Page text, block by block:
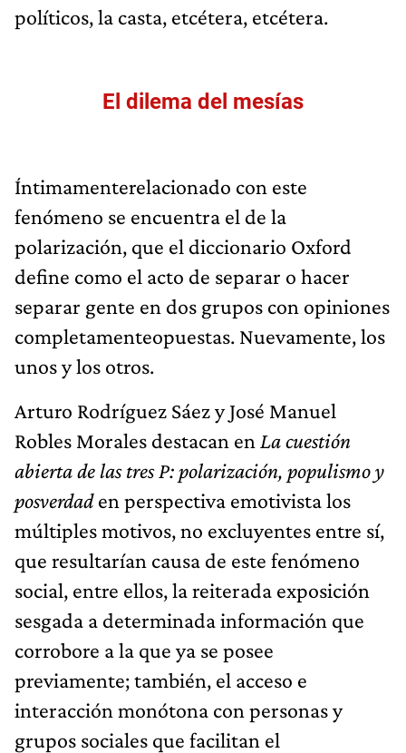
políticos, la casta, etcétera, etcétera.
El dilema del mesías
Íntimamenterelacionado con este
fenómeno se encuentra el de la
polarización, que el diccionario Oxford
define como el acto de separar o hacer
separar gente en dos grupos con opiniones
completamenteopuestas. Nuevamente, los
unos y los otros.
Arturo Rodríguez Sáez y José Manuel
Robles Morales destacan en La cuestión
abierta de las tres P: polarización, populismo y
posverdaden perspectiva emotivista los
múltiples motivos, no excluyentes entre sí,
que resultarían causa de este fenómeno
social, entre ellos, la reiterada exposición
sesgada a determinada información que
corrobore a la que ya se posee
previamente; también, el acceso e
interacción monótona con personas y
grupos sociales que facilitan el